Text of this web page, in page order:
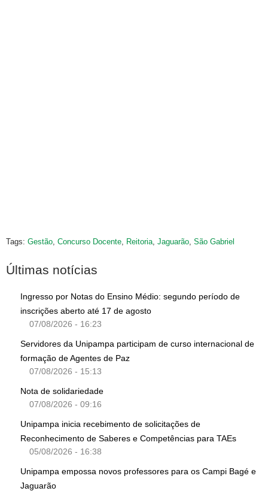
Tags: Gestão Concurso Docente Reitoria Jaguarão São Gabriel
Últimas notícias
Ingresso por Notas do Ensino Médio: segundo período de
inscrições aberto até 17 de agosto
07/08/2026 - 16:23
Servidores da Unipampa participam de curso internacional de
formação de Agentes de Paz
07/08/2026 - 15:13
Nota de solidariedade
07/08/2026 - 09:16
Unipampa inicia recebimento de solicitações de
Reconhecimento de Saberes e Competências para TAEs
05/08/2026 - 16:38
Unipampa empossa novos professores para os Campi Bagé e
Jaguarão